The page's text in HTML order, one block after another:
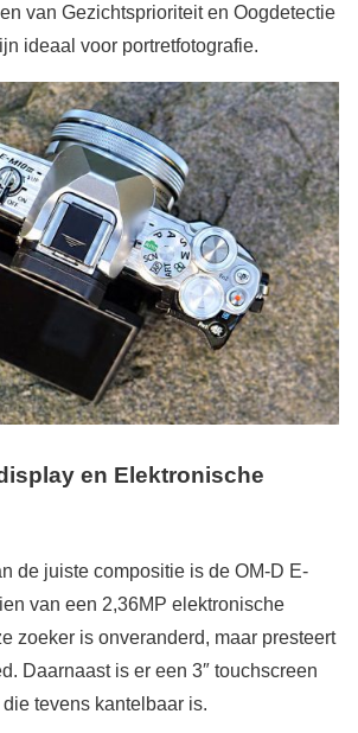
van Gezichtsprioriteit en Oogdetectie
ideaal voor portretfotografie.
en Elektronische
de juiste compositie is de OM-D E-
van een 2,36MP elektronische
zoeker is onveranderd, maar presteert
Daarnaast is er een 3″ touchscreen
tevens kantelbaar is.